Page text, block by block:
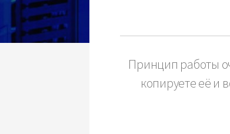
Принцип работы
копируете её и